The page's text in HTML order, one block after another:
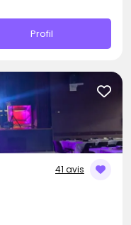
Profil
41 avis